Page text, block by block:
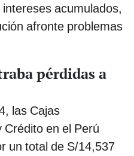
acumulados,
afronte problemas
pérdidas a
las Cajas
Crédito en el Perú
un total de S/14,537